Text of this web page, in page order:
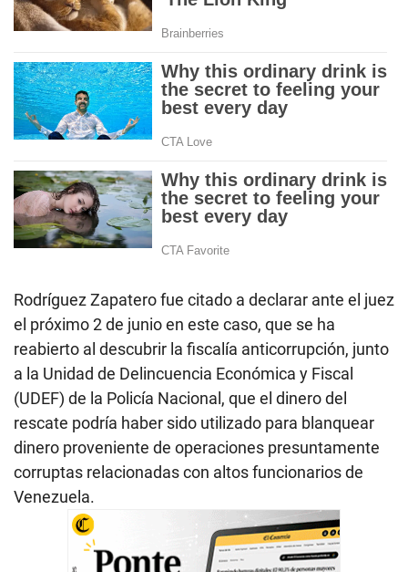
Rodríguez Zapatero fue citado a declarar ante el juez
el próximo 2 de junio en este caso, que se ha
reabierto al descubrir la fiscalía anticorrupción, junto
a la Unidad de Delincuencia Económica y Fiscal
(UDEF) de la Policía Nacional, que el dinero del
rescate podría haber sido utilizado para blanquear
dinero proveniente de operaciones presuntamente
corruptas relacionadas con altos funcionarios de
Venezuela.